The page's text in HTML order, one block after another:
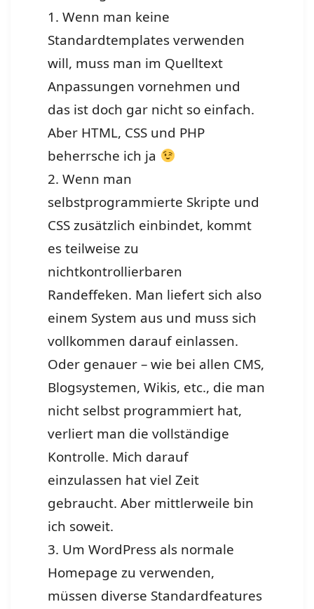
1. Wenn man keine
Standardtemplates verwenden
will, muss man im Quelltext
Anpassungen vornehmen und
das ist doch gar nicht so einfach.
Aber HTML, CSS und PHP
beherrsche ich ja
2. Wenn man
selbstprogrammierte Skripte und
CSS zusätzlich einbindet, kommt
es teilweise zu
nichtkontrollierbaren
Randeffeken. Man liefert sich also
einem System aus und muss sich
vollkommen darauf einlassen.
Oder genauer – wie bei allen CMS,
Blogsystemen, Wikis, etc., die man
nicht selbst programmiert hat,
verliert man die vollständige
Kontrolle. Mich darauf
einzulassen hat viel Zeit
gebraucht. Aber mittlerweile bin
ich soweit.
3. Um WordPress als normale
Homepage zu verwenden,
müssen diverse Standardfeatures